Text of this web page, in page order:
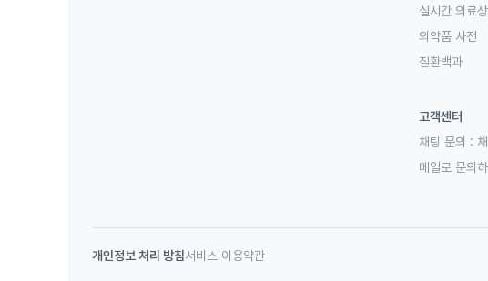
실시간 의료
의약품 사전
질환백과
고객센터
채팅 문의 :
메일로 문의하
개인정보 처리 방침서비스 이용약관